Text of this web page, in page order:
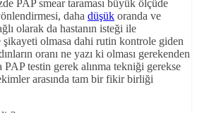
PAP smear taraması büyük ölçüde
daha düşük oranda ve
olarak da hastanın isteği ile
şikayeti olmasa dahi rutin kontrole giden
oranı ne yazı ki olması gerekenden
PAP testin gerek alınma tekniği gerekse
arasında tam bir fikir birliği